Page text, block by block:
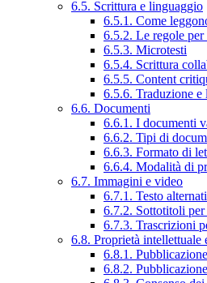
6.5. Scrittura e linguaggio
6.5.1. Come
6.5.2. Le regole
6.5.3. Microtesti
6.5.4. Scrittura
6.5.5. Content
6.5.6. Traduzione e
6.6. Documenti
6.6.1. I documenti
6.6.2. Tipi di
6.6.3. Formato di
6.6.4. Modalità di
6.7. Immagini e video
6.7.1. Testo
6.7.2. Sottotitoli
6.7.3. Trascrizioni
6.8. Proprietà intellettuale
6.8.1.
6.8.2.